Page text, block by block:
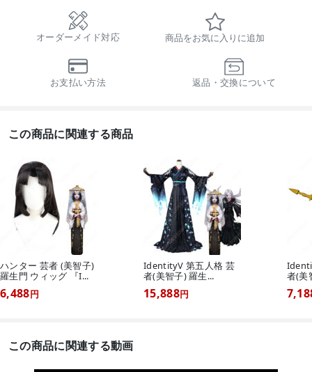
オーダーメイド対応 商品をお気に入りに追加
お支払い方法 返品・交換について
この商品に関連する商品
ハンター 芸者 (美智子)
羅生門 ウィッグ 『I...
6,488円
IdentityV 第五人格 芸
者(美智子) 羅生...
15,888円
者(美
この商品に関連する動画